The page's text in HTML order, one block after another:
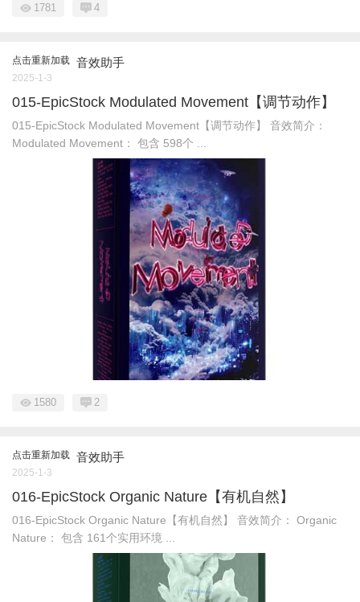
1781 4
点击重新加载 音效助手
2025-1-3
015-EpicStock Modulated Movement【调节动作】
015-EpicStock Modulated Movement【调节动作】 音效简介：
Modulated Movement： 包含 598个 ...
1580 2
点击重新加载 音效助手
2025-1-3
016-EpicStock Organic Nature【有机自然】
016-EpicStock Organic Nature【有机自然】 音效简介： Organic
Nature： 包含 161个实用环境 ...